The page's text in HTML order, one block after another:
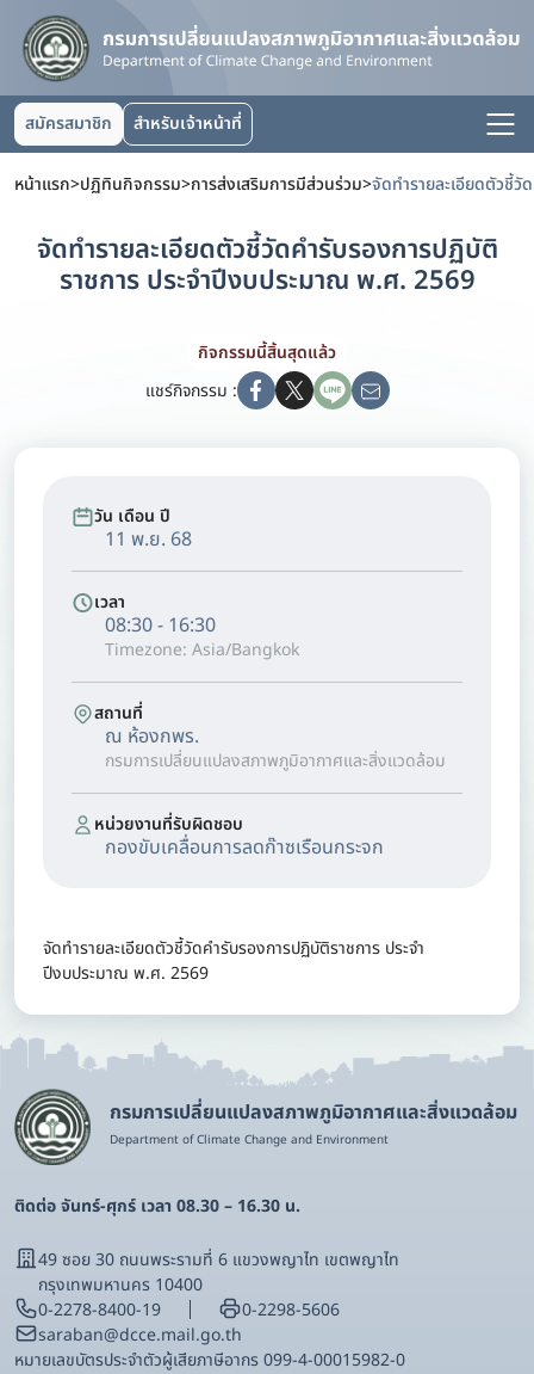
สมัครสมาชิก สำหรับเจ้าหน้าที่
หน้าแรก>ปฏิทินกิจกรรม>การส่งเสริมการมีส่วนร่วม>
จัดทำรายละเอียดตัวชี้วัดคำรับรองการปฏิบัติ
ราชการ ประจำปีงบประมาณ พ.ศ. 2569
กิจกรรมนี้สิ้นสุดแล้ว
แชร์กิจกรรม :
วัน เดือน ปี
11 พ.ย. 68
เวลา
08:30 - 16:30
Timezone: Asia/Bangkok
สถานที่
ณ ห้องกพร.
กรมการเปลี่ยนแปลงสภาพภูมิอากาศและสิ่งแวดล้อม
หน่วยงานที่รับผิดชอบ
กองขับเคลื่อนการลดก๊าซเรือนกระจก
จัดทำรายละเอียดตัวชี้วัดคำรับรองการปฏิบัติราชการ ประจำ
ปีงบประมาณ พ.ศ. 2569
กรมการเปลี่ยนแปลงสภาพภูมิอากาศและสิ่งแวดล้อม
Department of Climate Change and Environment
ติดต่อ จันทร์-ศุกร์ เวลา 08.30 – 16.30 น.
49 ซอย 30 ถนนพระรามที่ 6 แขวงพญาไท เขตพญาไท
กรุงเทพมหานคร 10400
0-2278-8400-19
0-2298-5606
saraban@dcce.mail.go.th
หมายเลขบัตรประจําตัวผู้เสียภาษีอากร 099-4-00015982-0